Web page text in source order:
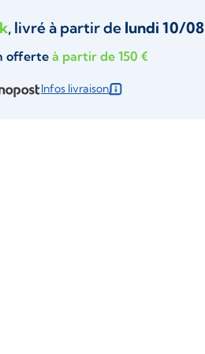
, livré à partir de lundi 10/08
offerteà partir de 150 €
Infos livraison